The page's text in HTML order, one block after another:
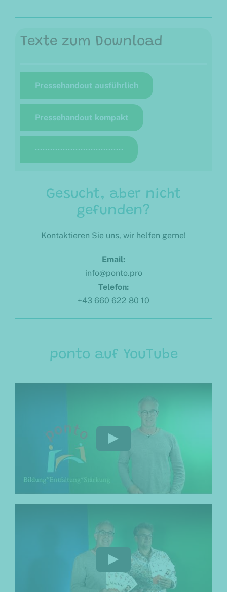
Texte zum Download
Pressehandout ausführlich
Pressehandout kompakt
···································
Gesucht, aber nicht
gefunden?
Kontaktieren Sie uns, wir helfen gerne!
Email:
info@ponto.pro
Telefon:
+43 660 622 80 10
ponto auf YouTube
Play
Play